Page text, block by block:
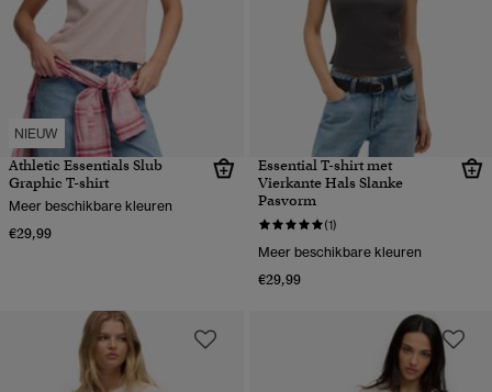
NIEUW
Athletic Essentials Slub
Graphic T-shirt
Meer beschikbare kleuren
€29,99
Essential T-shirt met
Vierkante Hals Slanke
Pasvorm
(1)
Meer beschikbare kleuren
€29,99